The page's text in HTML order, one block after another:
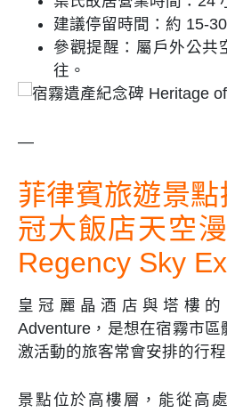
建議停留時間：約 15-
參觀提醒：屬戶外公共
往。
—
菲律賓旅遊景點
冠大飯店天空
Regency Sky
皇冠麗晶酒店與塔樓的
Adventure，是想在宿霧市區
激活動的旅客常會安排的行程
景點位於高樓層，能從高